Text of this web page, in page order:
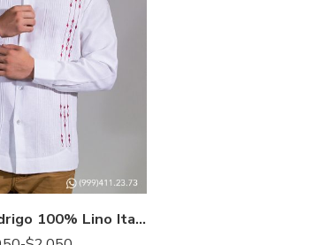
Guayabera Rodrigo 100% Lino Italiano